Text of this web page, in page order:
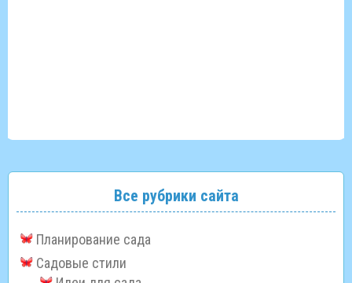
Все рубрики сайта
Планирование сада
Садовые стили